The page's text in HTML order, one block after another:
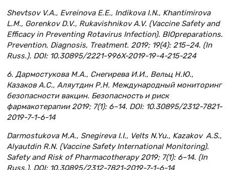
Shevtsov V.A., Evreinova E.E., Indikova I.N., Khantimirova
L.M., Gorenkov D.V., Rukavishnikov A.V. (Vaccine Safety and
Efficacy in Preventing Rotavirus Infection). BIOpreparations.
Prevention, Diagnosis, Treatment. 2019; 19(4): 215–24. (In
Russ.). DOI: 10.30895/2221-996X-2019-19-4-215-224
6. Дармостукова М.А., Снегирева И.И., Вельц Н.Ю.,
Казаков А.С., Аляутдин Р.Н. Международный мониторинг
безопасности вакцин. Безопасность и риск
фармакотерапии 2019; 7(1): 6–14. DOI: 10.30895/2312-7821-
2019-7-1-6-14
Darmostukova M.A., Snegireva I.I., Velts N.Yu., Kazakov A.S.,
Alyautdin R.N. (Vaccine Safety International Monitoring).
Safety and Risk of Pharmacotherapy 2019; 7(1): 6–14. (In
Russ.). DOI: 10.30895/2312-7821-2019-7-1-6-14